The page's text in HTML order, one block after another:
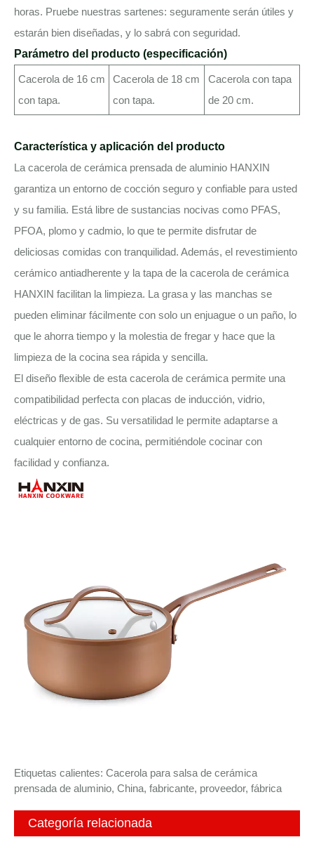
horas. Pruebe nuestras sartenes: seguramente serán útiles y
estarán bien diseñadas, y lo sabrá con seguridad.
Parámetro del producto (especificación)
Cacerola de 16 cm
con tapa.
Cacerola de 18 cm
con tapa.
Cacerola con tapa
de 20 cm.
Característica y aplicación del producto
La cacerola de cerámica prensada de aluminio HANXIN
garantiza un entorno de cocción seguro y confiable para usted
y su familia. Está libre de sustancias nocivas como PFAS,
PFOA, plomo y cadmio, lo que te permite disfrutar de
deliciosas comidas con tranquilidad. Además, el revestimiento
cerámico antiadherente y la tapa de la cacerola de cerámica
HANXIN facilitan la limpieza. La grasa y las manchas se
pueden eliminar fácilmente con solo un enjuague o un paño, lo
que le ahorra tiempo y la molestia de fregar y hace que la
limpieza de la cocina sea rápida y sencilla.
El diseño flexible de esta cacerola de cerámica permite una
compatibilidad perfecta con placas de inducción, vidrio,
eléctricas y de gas. Su versatilidad le permite adaptarse a
cualquier entorno de cocina, permitiéndole cocinar con
facilidad y confianza.
Etiquetas calientes: Cacerola para salsa de cerámica
prensada de aluminio, China, fabricante, proveedor, fábrica
Categoría relacionada